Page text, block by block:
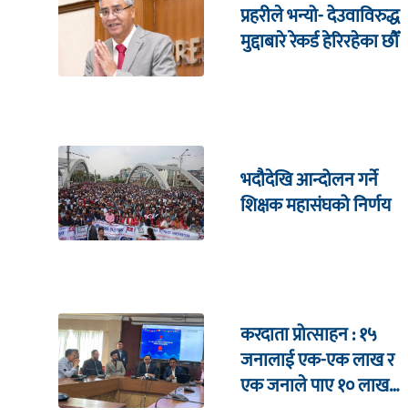
प्रहरीले भन्यो- देउवाविरुद्ध
मुद्दाबारे रेकर्ड हेरिरहेका छौँ
भदौदेखि आन्दोलन गर्ने
शिक्षक महासंघको निर्णय
करदाता प्रोत्साहन : १५
जनालाई एक-एक लाख र
एक जनाले पाए १० लाख